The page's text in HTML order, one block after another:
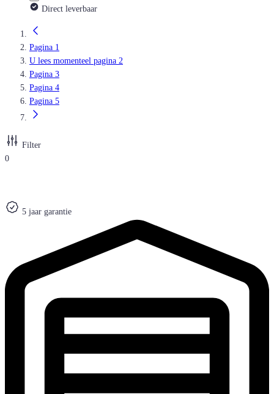
Filter
0
Direct leverbaar
Pagina 1
U lees momenteel pagina 2
Pagina 3
Pagina 4
Pagina 5
5 jaar garantie